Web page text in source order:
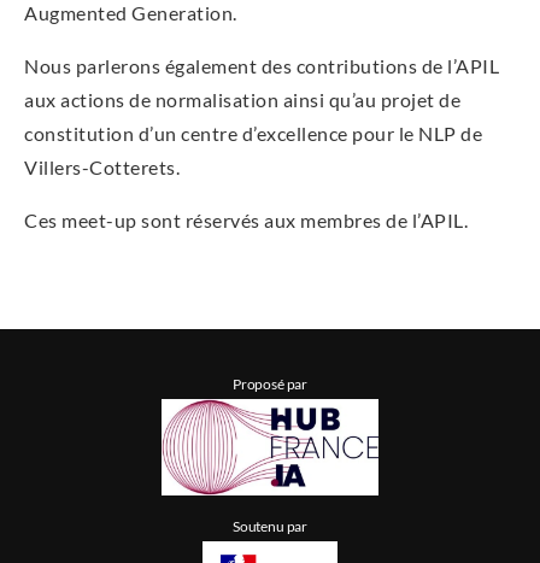
Aug­men­ted Generation.
Nous par­le­rons éga­le­ment des contri­bu­tions de l’A­PIL
aux actions de nor­ma­li­sa­tion ain­si qu’au pro­jet de
consti­tu­tion d’un centre d’ex­cel­lence pour le NLP de
Villers-Cotterets.
Ces meet-up sont réser­vés aux membres de l’APIL.
Proposé par
Soutenu par